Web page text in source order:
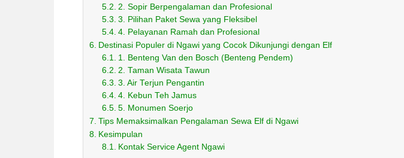
2. Sopir Berpengalaman dan Profesional
3. Pilihan Paket Sewa yang Fleksibel
4. Pelayanan Ramah dan Profesional
Destinasi Populer di Ngawi yang Cocok Dikunjungi dengan Elf
1. Benteng Van den Bosch (Benteng Pendem)
2. Taman Wisata Tawun
3. Air Terjun Pengantin
4. Kebun Teh Jamus
5. Monumen Soerjo
Tips Memaksimalkan Pengalaman Sewa Elf di Ngawi
Kesimpulan
Kontak Service Agent Ngawi